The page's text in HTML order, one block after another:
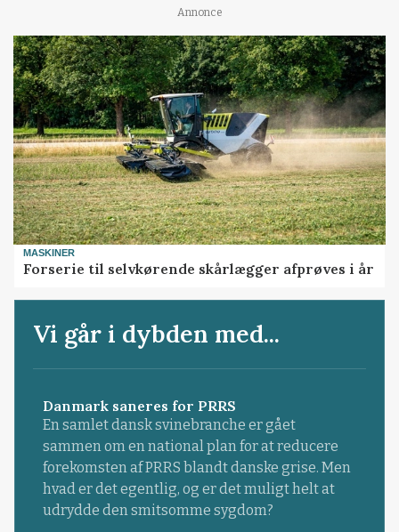
Annonce
MASKINER
Forserie til selvkørende skårlægger afprøves i år
Vi går i dybden med...
Danmark saneres for PRRS
En samlet dansk svinebranche er gået
sammen om en national plan for at reducere
forekomsten af PRRS blandt danske grise. Men
hvad er det egentlig, og er det muligt helt at
udrydde den smitsomme sygdom?